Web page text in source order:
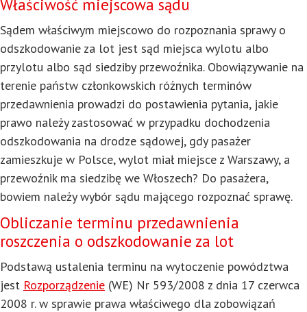
Właściwość miejscowa sądu
Sądem właściwym miejscowo do rozpoznania sprawy o
odszkodowanie za lot jest sąd miejsca wylotu albo
przylotu albo sąd siedziby przewoźnika. Obowiązywanie na
terenie państw członkowskich różnych terminów
przedawnienia prowadzi do postawienia pytania, jakie
prawo należy zastosować w przypadku dochodzenia
odszkodowania na drodze sądowej, gdy pasażer
zamieszkuje w Polsce, wylot miał miejsce z Warszawy, a
przewoźnik ma siedzibę we Włoszech? Do pasażera,
bowiem należy wybór sądu mającego rozpoznać sprawę.
Obliczanie terminu przedawnienia
roszczenia o odszkodowanie za lot
Podstawą ustalenia terminu na wytoczenie powództwa
jest Rozporządzenie (WE) Nr 593/2008 z dnia 17 czerwca
2008 r. w sprawie prawa właściwego dla zobowiązań